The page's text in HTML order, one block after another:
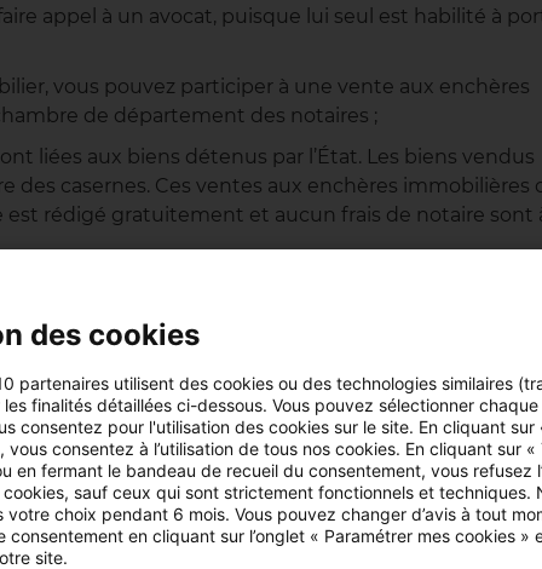
appel à un avocat, puisque lui seul est habilité à
vous pouvez participer à une vente aux enchères
de département des notaires ;
liées aux biens détenus par l’État. Les biens vendus
des casernes. Ces ventes aux enchères immobilières
est rédigé gratuitement et aucun frais de notaire sont
la bougie
façons
des cookies
partenaires utilisent des cookies ou des technologies similaires
les finalités détaillées ci-dessous. Vous pouvez sélectionner
consentez pour l'utilisation des cookies sur le site. En cliquant sur
vous consentez à l’utilisation de tous nos cookies. En cliquant sur «
en fermant le bandeau de recueil du consentement, vous refusez
sauf ceux qui sont strictement fonctionnels et techniques.
votre choix pendant 6 mois. Vous pouvez changer d’avis à tout
consentement en cliquant sur l’onglet « Paramétrer mes cookies »
site.